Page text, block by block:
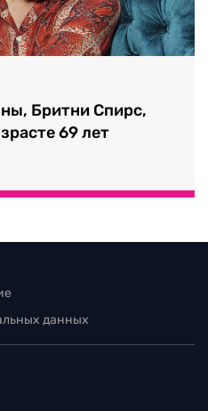
Бритни Спирс,
69 лет
данных